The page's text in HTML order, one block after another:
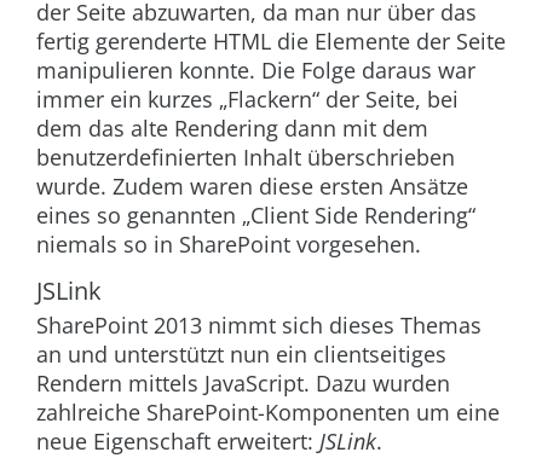
der Seite abzuwarten, da man nur über das
fertig gerenderte HTML die Elemente der Seite
manipulieren konnte. Die Folge daraus war
immer ein kurzes „Flackern“ der Seite, bei
dem das alte Rendering dann mit dem
benutzerdefinierten Inhalt überschrieben
wurde. Zudem waren diese ersten Ansätze
eines so genannten „Client Side Rendering“
niemals so in SharePoint vorgesehen.
JSLink
SharePoint 2013 nimmt sich dieses Themas
an und unterstützt nun ein clientseitiges
Rendern mittels JavaScript. Dazu wurden
zahlreiche SharePoint-Komponenten um eine
neue Eigenschaft erweitert: JSLink.